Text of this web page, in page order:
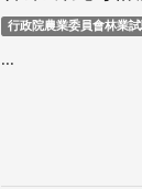
行政院農業委員會林業
...